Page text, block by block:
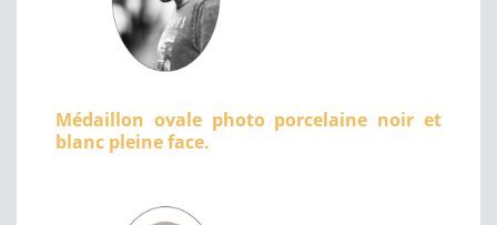
Médaillon ovale photo porcelaine noir et
blanc pleine face.